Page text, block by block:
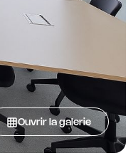
Ouvrir la galerie